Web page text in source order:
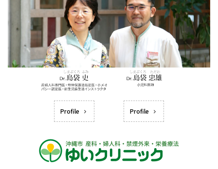
Profile Profile